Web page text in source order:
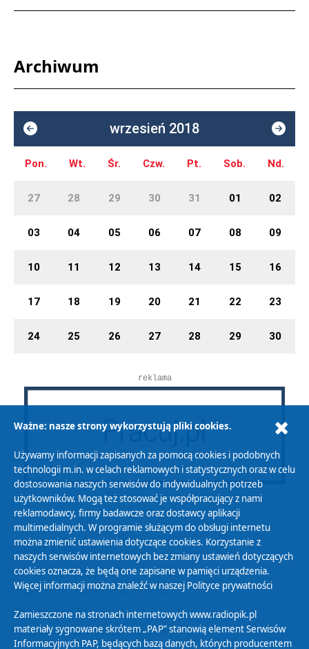
Archiwum
wrzesień 2018
Pon. Wt. Śr. Czw. Pt. Sob. Nd.
27 28 29 30 31 01 02
03 04 05 06 07 08 09
10 11 12 13 14 15 16
17 18 19 20 21 22 23
24 25 26 27 28 29 30
reklama
Polityka Prywatności
Zasady korzystania z Serwisu
Organizacje Pożytku Publicznego
Cyfryzacja DAB+
Polityka ochrony danych osobowych
Ważne: nasze strony wykorzystują pliki cookies.
Używamy informacji zapisanych za pomocą cookies i podobnych
technologii m.in. w celach reklamowych i statystycznych oraz w celu
dostosowania naszych serwisów do indywidualnych potrzeb
użytkowników. Mogą też stosować je współpracujący z nami
reklamodawcy, firmy badawcze oraz dostawcy aplikacji
multimedialnych. W programie służącym do obsługi internetu
można zmienić ustawienia dotyczące cookies. Korzystanie z
naszych serwisów internetowych bez zmiany ustawień dotyczących
cookies oznacza, że będą one zapisane w pamięci urządzenia.
Więcej informacji można znaleźć w naszej Polityce prywatności
Zamieszczone na stronach internetowych www.radiopik.pl
materiały sygnowane skrótem „PAP” stanowią element Serwisów
Informacyjnych PAP, będących bazą danych, których producentem